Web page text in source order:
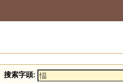
搜索字頭: